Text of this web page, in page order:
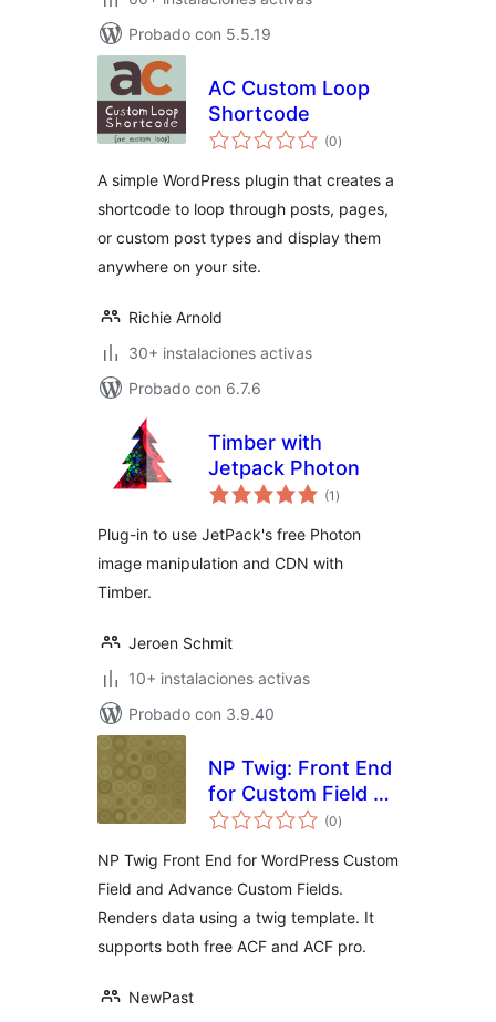
Probado con 5.5.19
AC Custom Loop
Shortcode
(0total
de
)
A simple WordPress plugin that creates a
shortcode to loop through posts, pages,
or custom post types and display them
anywhere on your site.
Richie Arnold
30+ instalaciones activas
Probado con 6.7.6
Timber with
Jetpack Photon
(1 total
de
)
Plug-in to use JetPack's free Photon
image manipulation and CDN with
Timber.
Jeroen Schmit
10+ instalaciones activas
Probado con 3.9.40
NP Twig: Front End
for Custom Field &
ACF
(0total
de
)
NP Twig Front End for WordPress Custom
Field and Advance Custom Fields.
Renders data using a twig template. It
supports both free ACF and ACF pro.
NewPast